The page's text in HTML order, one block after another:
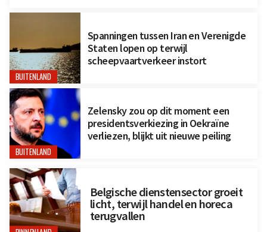
BUITENLAND
Spanningen tussen Iran en Verenigde
Staten lopen op terwijl
scheepvaartverkeer instort
BUITENLAND
Zelensky zou op dit moment een
presidentsverkiezing in Oekraïne
verliezen, blijkt uit nieuwe peiling
Belgische dienstensector groeit
licht, terwijl handel en horeca
terugvallen